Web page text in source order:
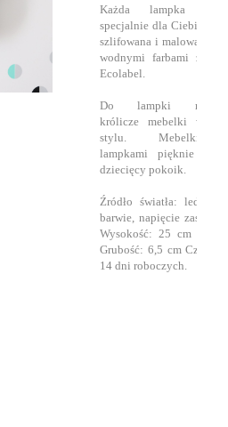
Każda lampka
specjalnie dla Ciebie z
szlifowana i malowana
wodnymi farbami z
Ecolabel.
Do lampki
królicze mebelki w
stylu.
lampkami pięknie
dziecięcy pokoik.
Źródło światła: ledy
barwie, napięcie
Wysokość: 25 cm
Grubość: 6,5 cm Czas
14 dni roboczych.